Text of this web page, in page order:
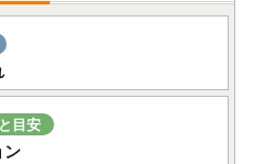
目安
ン